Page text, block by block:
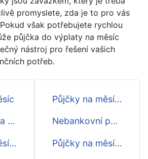
promyslete, zda je to pro vás
však potřebujete rychlou
půjčka do výplaty na měsíc
nástroj pro řešení vašich
potřeb.
Rychlá půjčka na měsíc
Půjčka na měsíc online
Půjčky na měsíc ihned na účet
Nebankovní půjčky na měsíc - přehed
Půjčky na měsíc ihned